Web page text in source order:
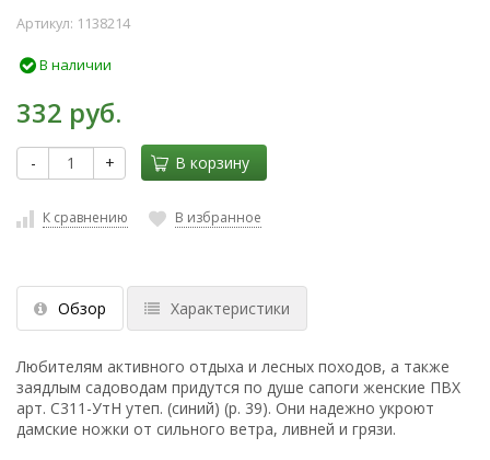
Артикул: 1138214
В наличии
332 руб.
- + В корзину
К сравнению В избранное
Обзор Характеристики
Любителям активного отдыха и лесных походов, а также
заядлым садоводам придутся по душе сапоги женские ПВХ
арт. С311-УтН утеп. (синий) (р. 39). Они надежно укроют
дамские ножки от сильного ветра, ливней и грязи.